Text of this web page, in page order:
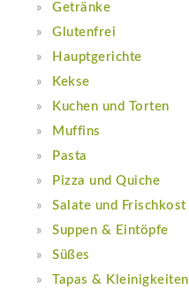
Getränke
Glutenfrei
Hauptgerichte
Kekse
Kuchen und Torten
Muffins
Pasta
Pizza und Quiche
Salate und Frischkost
Suppen & Eintöpfe
Süßes
Tapas & Kleinigkeiten